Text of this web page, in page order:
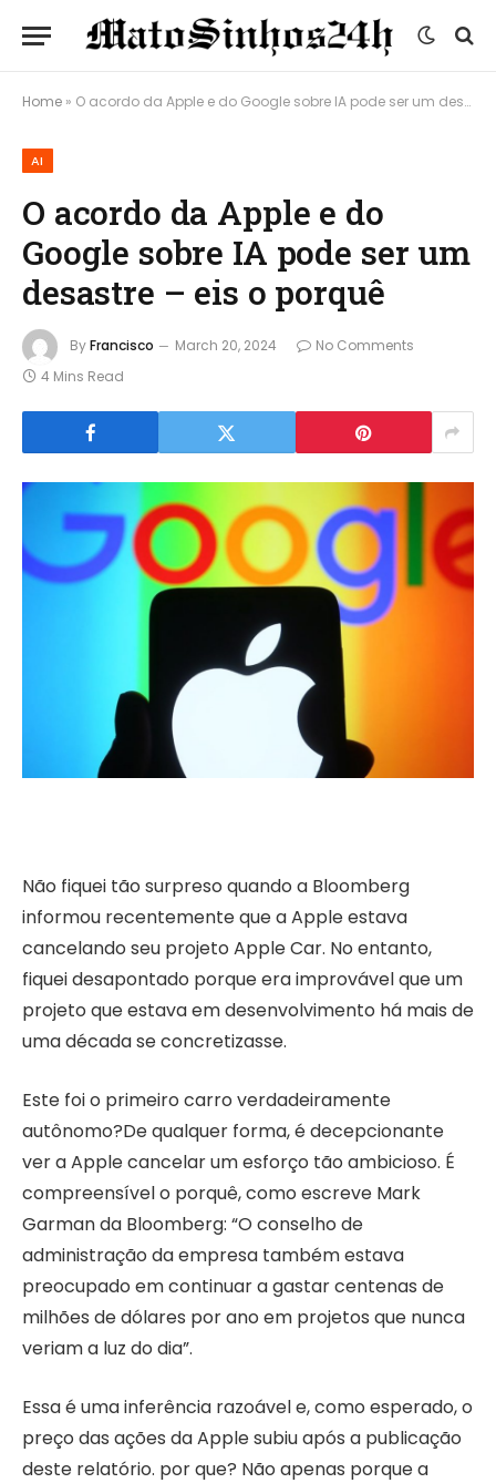
Home » O acordo da Apple e do Google sobre IA pode ser um desastre – eis o porquê
AI
O acordo da Apple e do
Google sobre IA pode ser um
desastre – eis o porquê
ByFrancisco March 20, 2024
No Comments
4 Mins Read
Não fiquei tão surpreso quando a Bloomberg
informou recentemente que a Apple estava
cancelando seu projeto Apple Car. No entanto,
fiquei desapontado porque era improvável que um
projeto que estava em desenvolvimento há mais de
uma década se concretizasse.
Este foi o primeiro carro verdadeiramente
autônomo?De qualquer forma, é decepcionante
ver a Apple cancelar um esforço tão ambicioso. É
compreensível o porquê, como escreve Mark
Garman da Bloomberg: “O conselho de
administração da empresa também estava
preocupado em continuar a gastar centenas de
milhões de dólares por ano em projetos que nunca
veriam a luz do dia”.
Essa é uma inferência razoável e, como esperado, o
preço das ações da Apple subiu após a publicação
deste relatório. por que? Não apenas porque a